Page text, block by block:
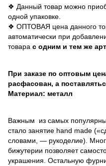
❖ Данный товар можно
одной упаковке.
❖ ОПТОВАЯ цена данного
автоматически при
товара с одним и тем же
При заказе по оптовым
расфасован, а
Материал: металл
Важным из самых
стало занятие hand made
словами, — рукоделие).
бижутерии позволяет
украшения. Остальную